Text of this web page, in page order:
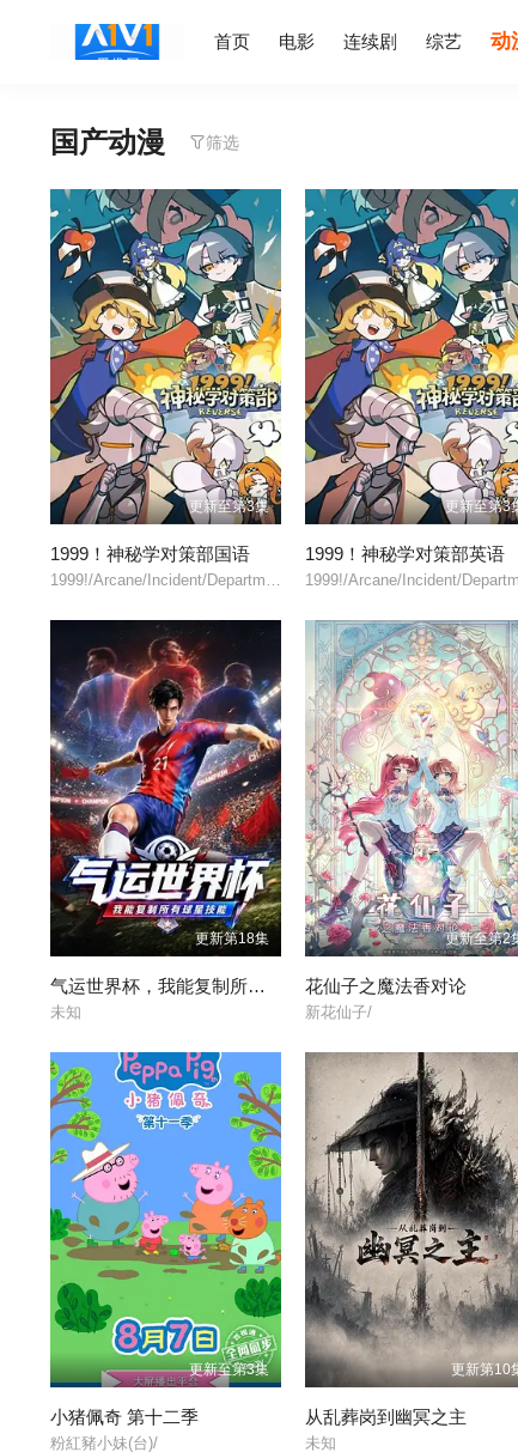
首页 电影 连续剧 综艺 动
国产动漫 筛选
更新至第3集
1999！神秘学对策部国语
1999!/Arcane/Incident/Department(英)/
更新至第3
1999！神秘学对策部英语
更新第18集
气运世界杯，我能复制所有球星技能
未知
更新至第2
花仙子之魔法香对论
新花仙子/
更新至第3集
小猪佩奇 第十二季
粉紅豬小妹(台)/
更新第10
从乱葬岗到幽冥之主
未知